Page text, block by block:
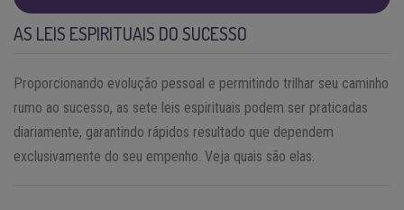
AS LEIS ESPIRITUAIS DO SUCESSO
Proporcionando evolução pessoal e permitindo trilhar seu caminho
rumo ao sucesso, as sete leis espirituais podem ser praticadas
diariamente, garantindo rápidos resultado que dependem
exclusivamente do seu empenho. Veja quais são elas.